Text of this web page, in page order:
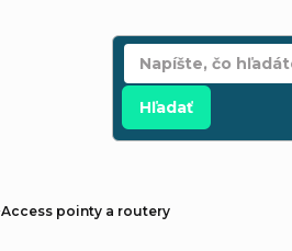
Hľadať
Access pointy a routery